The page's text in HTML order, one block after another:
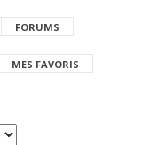
FORUMS
MES FAVORIS